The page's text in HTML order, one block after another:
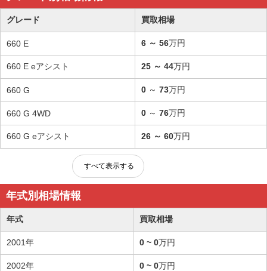
グレード 買取相場
660 E 6 ～ 56万円
660 E eアシスト 25 ～ 44万円
660 G 0 ～ 73万円
660 G 4WD 0 ～ 76万円
660 G eアシスト 26 ～ 60万円
すべて表示する
年式別相場情報
年式 買取相場
2001年 0 ~ 0万円
2002年 0 ~ 0万円